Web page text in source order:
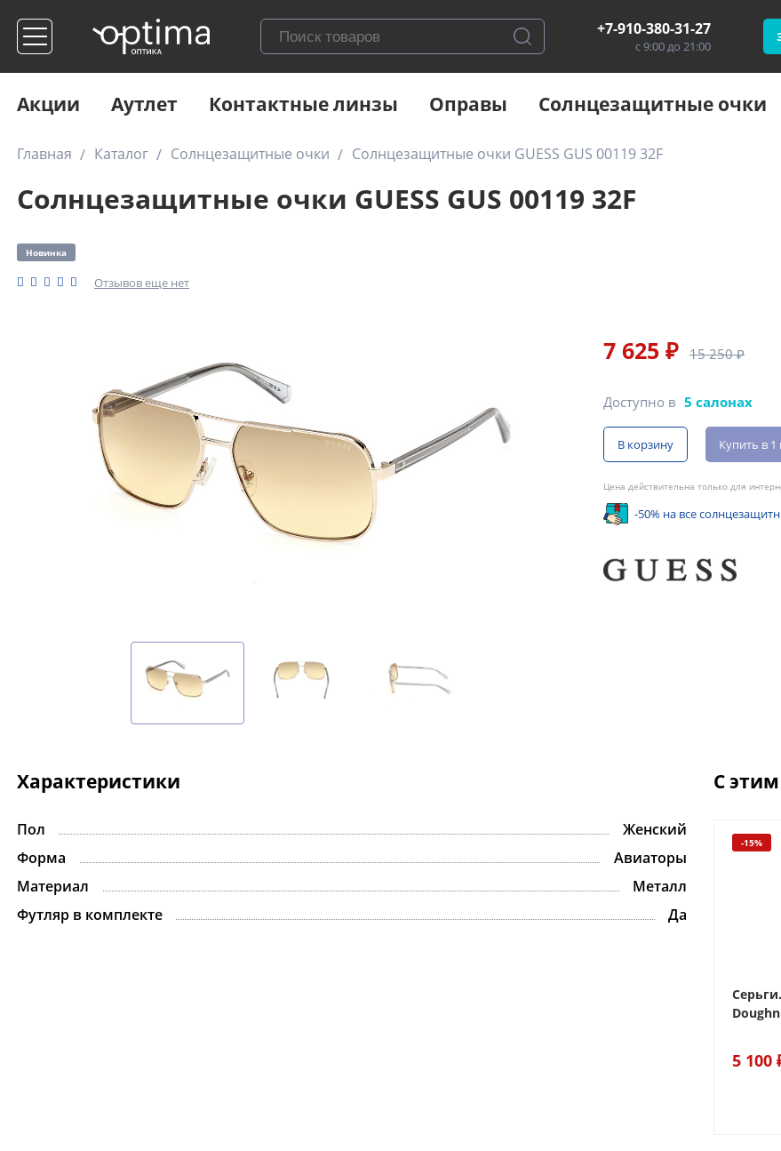
+7-910-380-31-27
с 9:00 до 21:00
Акции Аутлет Контактные линзы Оправы Солнцезащитные очки
Главная Каталог Солнцезащитные очки Солнцезащитные очки GUESS GUS 00119 32F
Солнцезащитные очки GUESS GUS 00119 32F
Новинка
Отзывов еще нет
7 625 ₽ 15 250 ₽
Доступно в 5 салонах
В корзину Купить в 1
Цена действительна только для
-50% на все
Характеристики
Пол
Женский
Форма
Авиаторы
Материал
Металл
Футляр в комплекте
Да
С
-15%
5 100